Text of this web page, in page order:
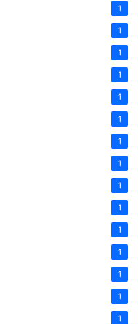
1
1
1
1
1
1
1
1
1
1
1
1
1
1
1